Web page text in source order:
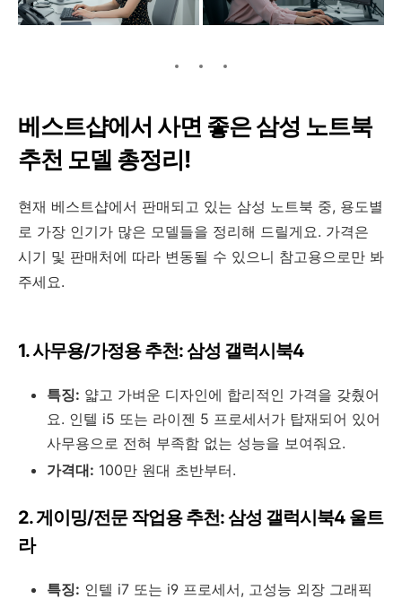
베스트샵에서 사면 좋은 삼성 노트북
추천 모델 총정리!
현재 베스트샵에서 판매되고 있는 삼성 노트북 중, 용도별
로 가장 인기가 많은 모델들을 정리해 드릴게요. 가격은
시기 및 판매처에 따라 변동될 수 있으니 참고용으로만 봐
주세요.
1. 사무용/가정용 추천: 삼성 갤럭시북4
특징: 얇고 가벼운 디자인에 합리적인 가격을 갖췄어
요. 인텔 i5 또는 라이젠 5 프로세서가 탑재되어 있어
사무용으로 전혀 부족함 없는 성능을 보여줘요.
가격대: 100만 원대 초반부터.
2. 게이밍/전문 작업용 추천: 삼성 갤럭시북4 울트
라
특징: 인텔 i7 또는 i9 프로세서, 고성능 외장 그래픽